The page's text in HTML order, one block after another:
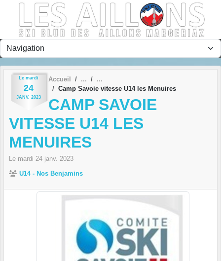
Le mardi
24
JANV. 2023
Accueil
Camp Savoie vitesse U14 les Menuires
CAMP SAVOIE
VITESSE U14 LES
MENUIRES
Le mardi 24 janv. 2023
U14 - Nos Benjamins
Panneau de gestion des cookies